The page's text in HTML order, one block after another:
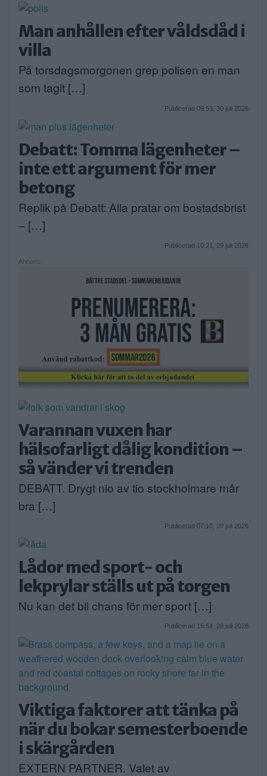
Man anhållen efter våldsdåd i
villa
På torsdagsmorgonen grep polisen en man
som tagit […]
Publicerad 09:53, 30 juli 2026
Debatt: Tomma lägenheter –
inte ett argument för mer
betong
Replik på Debatt: Alla pratar om bostadsbrist
– […]
Publicerad 10:21, 29 juli 2026
Annons:
Varannan vuxen har
hälsofarligt dålig kondition –
så vänder vi trenden
DEBATT. Drygt nio av tio stockholmare mår
bra […]
Publicerad 07:10, 29 juli 2026
Lådor med sport- och
lekprylar ställs ut på torgen
Nu kan det bli chans för mer sport […]
Publicerad 15:54, 28 juli 2026
Viktiga faktorer att tänka på
när du bokar semesterboende
i skärgården
EXTERN PARTNER. Valet av